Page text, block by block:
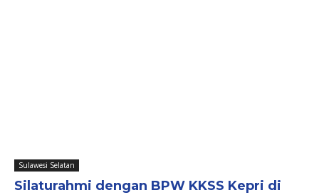
Sulawesi Selatan
Silaturahmi dengan BPW KKSS Kepri di